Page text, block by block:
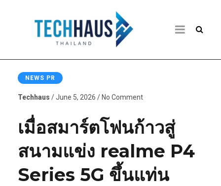
NEWS PR
Techhaus / June 5, 2026 / No Comment
เมื่อสมาร์ตโฟนก้าวสู่
สนามแข่ง realme P4
Series 5G ขึ้นแท่น